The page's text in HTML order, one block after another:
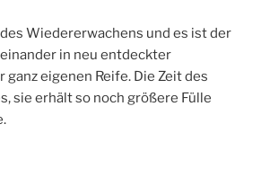
Wiedererwachens und es ist der
in neu entdeckter
ganz eigenen Reife. Die Zeit des
sie erhält so noch größere Fülle